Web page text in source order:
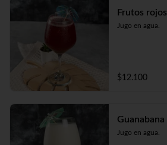
Frutos rojos
Jugo en agua.
$12.100
Guanabana
Jugo en agua.